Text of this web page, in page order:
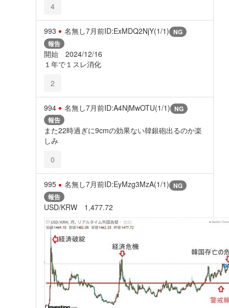
4
993 名無し7月前ID:ExMDQ2NjY(1/1) NG
報告
開始 2024/12/16
１年で１スレ消化
2
994 名無し7月前ID:A4NjMwOTU(1/1) NG
報告
また22時過ぎに9cmの効果ない韓銀砲出るのか楽
しみ
0
995 名無し7月前ID:EyMzg3MzA(1/1) NG
報告
USD/KRW 1,477.72